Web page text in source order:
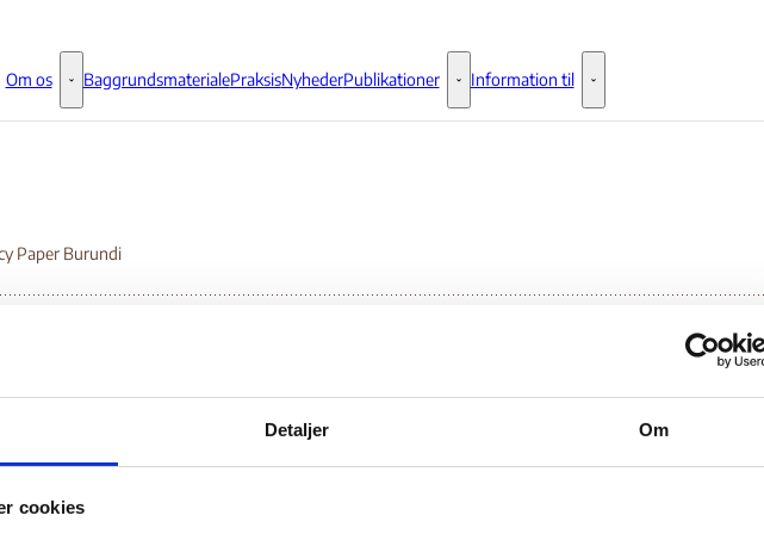
Detaljer Om
cookies
Om os Om os - Flere links
BaggrundsmaterialePraksisNyhederPublikationer Publikationer - Flere links
Information til Information til - Flere links
Paper Burundi
Paper Burundi
Office of the Commissioner General for Refugees and Stateless Persons (Belgium)